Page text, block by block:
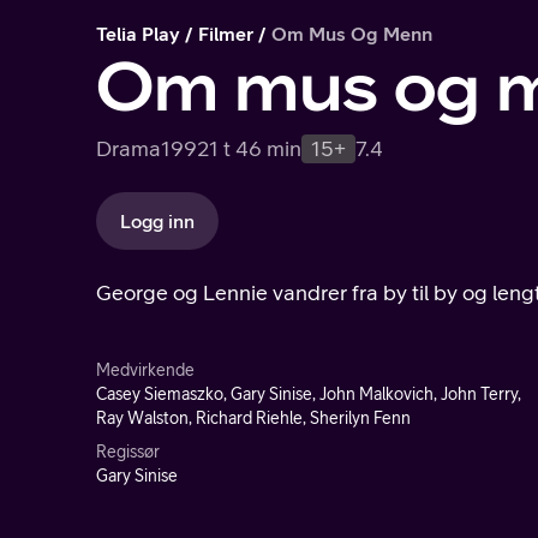
Telia Play Filmer Om Mus Og Menn
Om mus og
Drama19921 t 46 min 15+ 7.4
Logg inn
George og Lennie vandrer fra by til by og
Medvirkende
Casey Siemaszko, Gary Sinise, John Malkovich, John Terry,
Ray Walston, Richard Riehle, Sherilyn Fenn
Regissør
Gary Sinise